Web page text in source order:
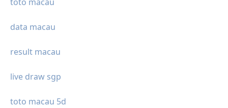
data macau
result macau
live draw sgp
toto macau 5d